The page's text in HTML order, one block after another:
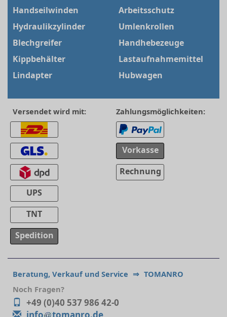
Handseilwinden
Hydraulikzylinder
Blechgreifer
Kippbehälter
Lindapter
Arbeitsschutz
Umlenkrollen
Handhebezeuge
Lastaufnahmemittel
Hubwagen
Versendet wird mit:
UPS
TNT
Spedition
Zahlungsmöglichkeiten:
Vorkasse
Rechnung
Beratung, Verkauf und Service ⇒ TOMANRO
Noch Fragen?
+49 (0)40 537 986 42-0